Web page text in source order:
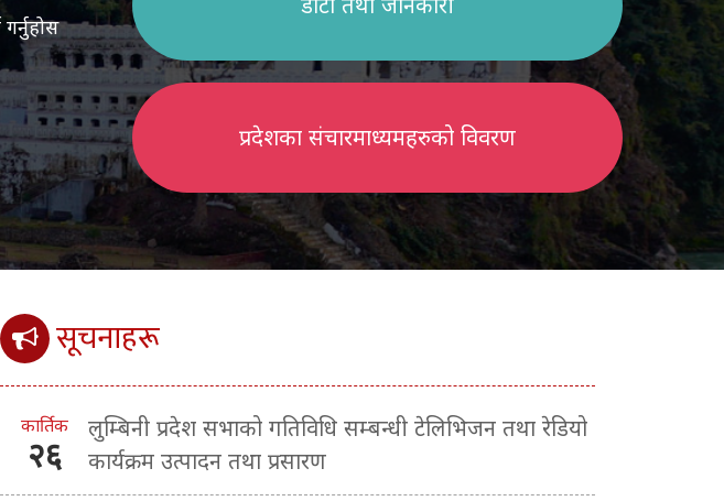
डाटा तथा जानकारी
प्रदेशका संचारमाध्यमहरुको विवरण
सूचनाहरू
कार्तिक
२६
लुम्बिनी प्रदेश सभाको गतिविधि सम्बन्धी टेलिभिजन तथा रेडियो
कार्यक्रम उत्पादन तथा प्रसारण